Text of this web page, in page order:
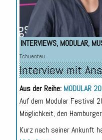
INTERVIEWS, MODULAR,
Tchuenteu
Interview mit
Aus der Reihe: MODULAR
Auf dem Modular Festival
Möglichkeit, den
Kurz nach seiner Ankunft